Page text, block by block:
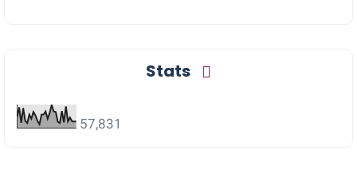
Stats
57,831